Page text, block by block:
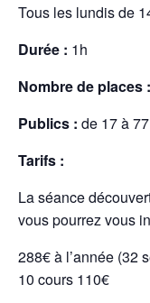
Tous les lundis de
Durée : 1h
Nombre de places :
Publics : de 17 à
Tarifs :
La séance
vous pourrez vous
288€ à l’année (32
10 cours 110€